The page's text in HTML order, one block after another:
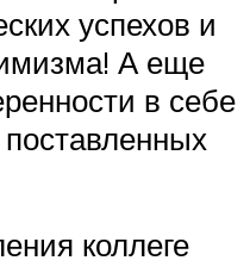
успехов и
А еще
в себе
коллеге